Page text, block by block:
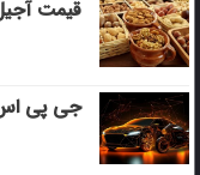
قیمت
جی پی اس